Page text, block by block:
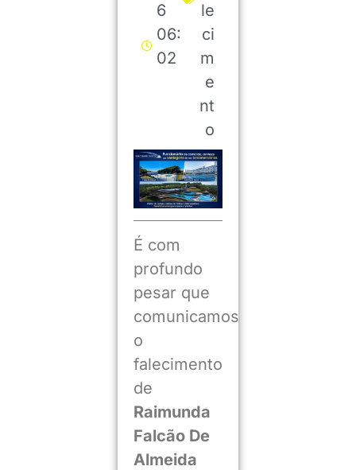
6
06:
02
le
ci
m
e
nt
o
É com
profundo
pesar que
comunicamos
o
falecimento
de
Raimunda
Falcão De
Almeida